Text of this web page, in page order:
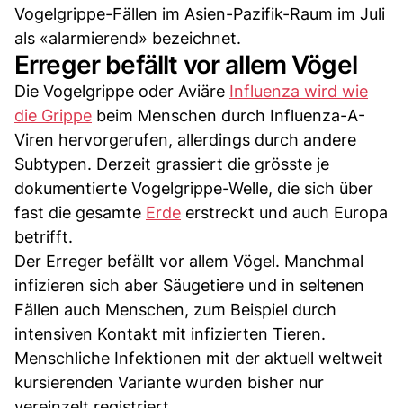
Vogelgrippe-Fällen im Asien-Pazifik-Raum im Juli
als «alarmierend» bezeichnet.
Erreger befällt vor allem Vögel
Die Vogelgrippe oder Aviäre Influenza wird wie
die Grippe beim Menschen durch Influenza-A-
Viren hervorgerufen, allerdings durch andere
Subtypen. Derzeit grassiert die grösste je
dokumentierte Vogelgrippe-Welle, die sich über
fast die gesamte Erde erstreckt und auch Europa
betrifft.
Der Erreger befällt vor allem Vögel. Manchmal
infizieren sich aber Säugetiere und in seltenen
Fällen auch Menschen, zum Beispiel durch
intensiven Kontakt mit infizierten Tieren.
Menschliche Infektionen mit der aktuell weltweit
kursierenden Variante wurden bisher nur